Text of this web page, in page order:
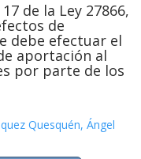
de la Ley 27866,
de
debe efectuar el
aportación al
por parte de los
Quesquén, Ángel